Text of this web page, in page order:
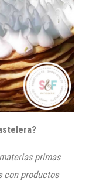
primas
con productos